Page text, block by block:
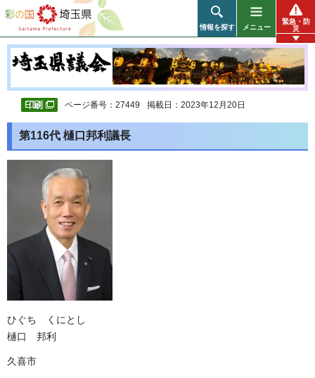
彩の国 埼玉県
情報を探す メニュー
緊急・防
災
ページ番号：27449 掲載日：2023年12月20日
第116代 樋口邦利議長
ひぐち くにとし
樋口 邦利
久喜市